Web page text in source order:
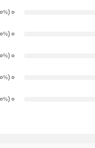
0
(0
%
0
(0
%
0
(0
%
0
(0
%
0
(0
%